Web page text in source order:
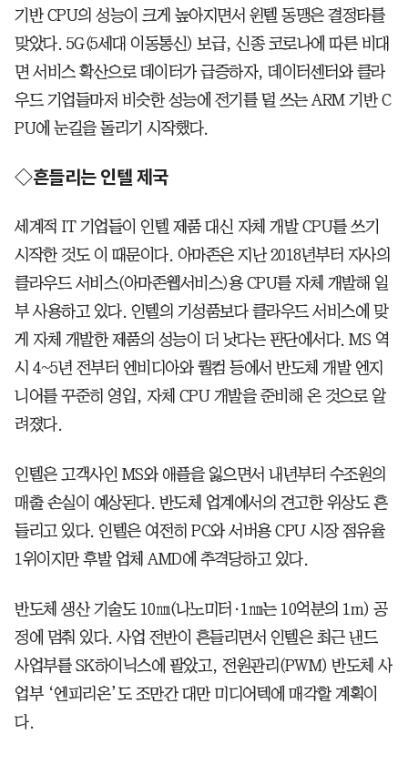
기반 CPU의 성능이 크게 높아지면서 윈텔 동맹은 결정타를
맞았다. 5G(5세대 이동통신) 보급, 신종 코로나에 따른 비대
면 서비스 확산으로 데이터가 급증하자, 데이터센터와 클라
우드 기업들마저 비슷한 성능에 전기를 덜 쓰는 ARM 기반 C
PU에 눈길을 돌리기 시작했다.
◇흔들리는 인텔 제국
세계적 IT 기업들이 인텔 제품 대신 자체 개발 CPU를 쓰기
시작한 것도 이 때문이다. 아마존은 지난 2018년부터 자사의
클라우드 서비스(아마존웹서비스)용 CPU를 자체 개발해 일
부 사용하고 있다. 인텔의 기성품보다 클라우드 서비스에 맞
게 자체 개발한 제품의 성능이 더 낫다는 판단에서다. MS 역
시 4~5년 전부터 엔비디아와 퀄컴 등에서 반도체 개발 엔지
니어를 꾸준히 영입, 자체 CPU 개발을 준비해 온 것으로 알
려졌다.
인텔은 고객사인 MS와 애플을 잃으면서 내년부터 수조원의
매출 손실이 예상된다. 반도체 업계에서의 견고한 위상도 흔
들리고 있다. 인텔은 여전히 PC와 서버용 CPU 시장 점유율
1위이지만 후발 업체 AMD에 추격당하고 있다.
반도체 생산 기술도 10㎚(나노미터·1㎚는 10억분의 1m) 공
정에 멈춰 있다. 사업 전반이 흔들리면서 인텔은 최근 낸드
사업부를 SK하이닉스에 팔았고, 전원관리(PWM) 반도체 사
업부 ‘엔피리온’도 조만간 대만 미디어텍에 매각할 계획이
다.